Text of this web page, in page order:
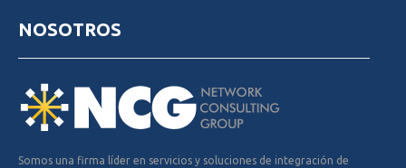
NOSOTROS
Somos una firma líder en servicios y soluciones de integración de